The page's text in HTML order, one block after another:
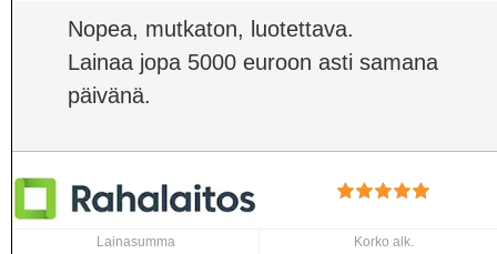
Nopea, mutkaton, luotettava.
Lainaa jopa 5000 euroon asti samana
päivänä.
Lainasumma Korko alk.